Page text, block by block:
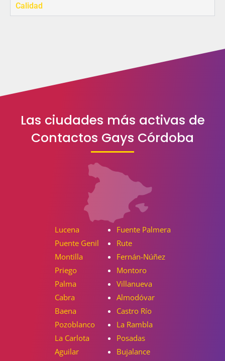
Calidad
Las ciudades más activas de
Contactos Gays Córdoba
Lucena
Puente Genil
Montilla
Priego
Palma
Cabra
Baena
Pozoblanco
La Carlota
Aguilar
Fuente Palmera
Rute
Fernán-Núñez
Montoro
Villanueva
Almodóvar
Castro Río
La Rambla
Posadas
Bujalance